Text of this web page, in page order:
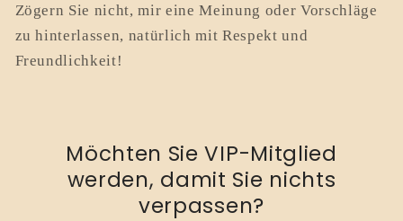
Zögern Sie nicht, mir eine Meinung oder Vorschläge
zu hinterlassen, natürlich mit Respekt und
Freundlichkeit!
Möchten Sie VIP-Mitglied
werden, damit Sie nichts
verpassen?